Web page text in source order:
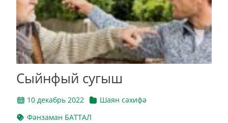
Сыйнфый сугыш
10 декабрь 2022
Шаян сәхифә
Фәнзаман БАТТАЛ